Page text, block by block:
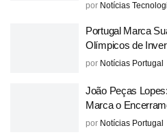
por Notícias
Portugal Marca
Olímpicos de
por Notícias Portugal
João Peças
Marca o
por Notícias Portugal